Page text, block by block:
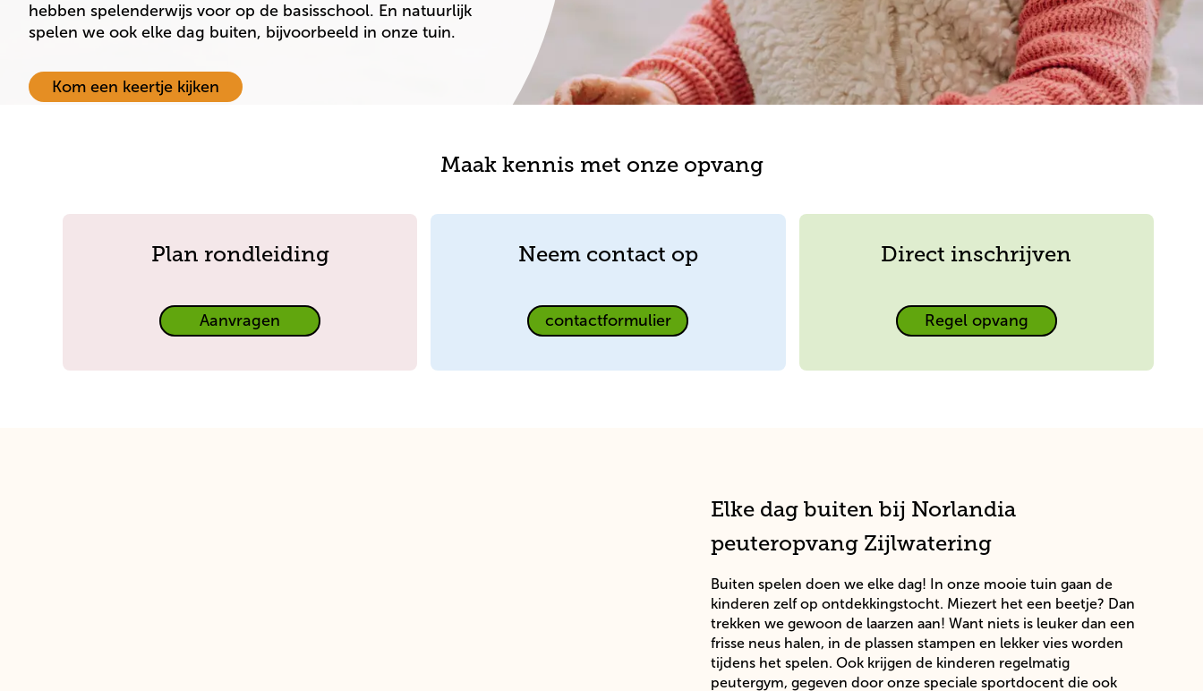
hebben spelenderwijs voor op de basisschool. En natuurlijk
spelen we ook elke dag buiten, bijvoorbeeld in onze tuin.
Norlandia
Kom een keertje kijken
Maak kennis met onze opvang
Plan rondleiding
Plan
Aanvragen
Neem contact op
Neem
op
contactformulier
Direct inschrijven
Direct
Regel opvang
Elke dag buiten bij Norlandia
peuteropvang Zijlwatering
Buiten spelen doen we elke dag! In onze mooie tuin gaan de
kinderen zelf op ontdekkingstocht. Miezert het een beetje? Dan
trekken we gewoon de laarzen aan! Want niets is leuker dan een
frisse neus halen, in de plassen stampen en lekker vies worden
tijdens het spelen. Ook krijgen de kinderen regelmatig
peutergym, gegeven door onze speciale sportdocent die ook